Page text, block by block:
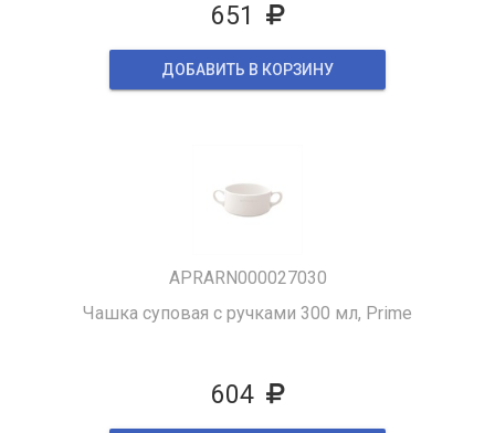
651
ДОБАВИТЬ В КОРЗИНУ
APRARN000027030
Чашка суповая с ручками 300 мл, Prime
604